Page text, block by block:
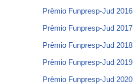
Prêmio Funpresp-Jud 2016
Prêmio Funpresp-Jud 2017
Prêmio Funpresp-Jud 2018
Prêmio Funpresp-Jud 2019
Prêmio Funpresp-Jud 2020